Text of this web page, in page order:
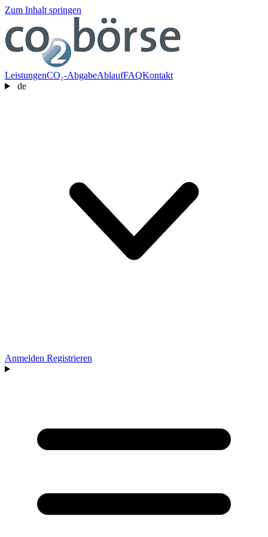
Zum Inhalt springen
LeistungenCO₂-AbgabeAblaufFAQKontakt
de
Anmelden Registrieren